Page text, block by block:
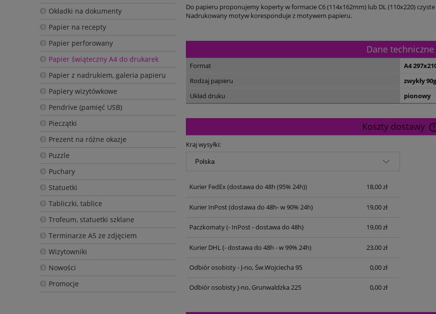
Okładki na dokumenty
Papier na recepty
Papier perforowany
Papier świąteczny A4 do drukarek
Papier z nadrukiem, galeria papieru
Papiery wizytówkowe
Pendrive (pamięć USB)
Pieczątki
Prezent na różne okazje
Puzzle
Puchary
Statuetki
Tabliczki, tablice
Trofeum, statuetki szklane
Terminarze A5 ze zdjęciem
Wizytowniki
Nowości
Promocje
Do papieru proponujemy koperty w formacie C6 (114x162mm) lub DL (110x220)
Nadrukowany motyw koresponduje z motywem papieru.
Dane techniczne
Format
A4
Rodzaj papieru
zwykły 90g
Układ druku
pionowy
Koszty dostawy
Kraj wysyłki:
Kurier FedEx(dostawa do 48h (95% 24h)) 18,00 zł
Kurier InPost(dostawa do 48h- w 90% 24h) 19,00 zł
Paczkomaty(- InPost - dostawa do 48h) 19,00 zł
Kurier DHL(- dostawa do 48h - w 99% 24h) 23,00 zł
Odbiór osobisty - J-no, Św.Wojciecha 95 0,00 zł
Odbiór osobisty J-no, Grunwaldzka 225 0,00 zł